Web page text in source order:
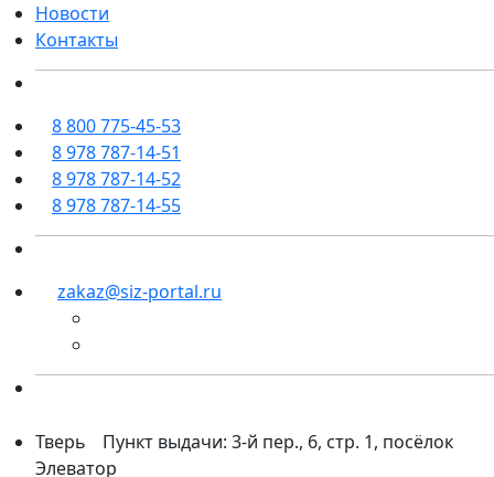
Новости
Контакты
8 800 775-45-53
8 978 787-14-51
8 978 787-14-52
8 978 787-14-55
zakaz@siz-portal.ru
Тверь
Пункт выдачи: 3-й пер., 6, стр. 1, посёлок
Элеватор